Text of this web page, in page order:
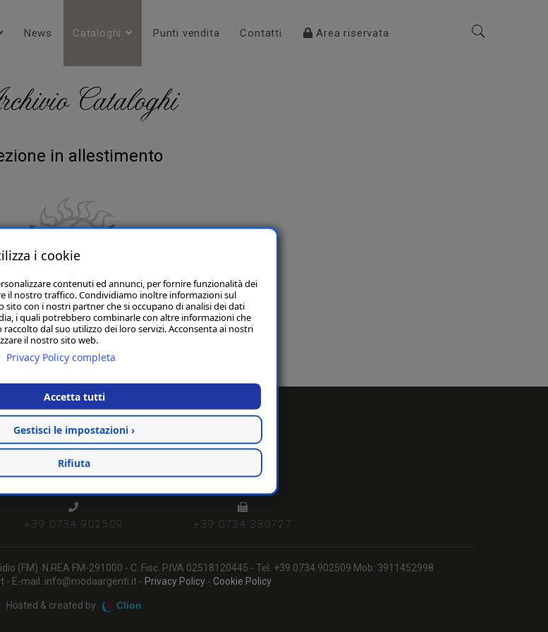
News Cataloghi Punti vendita Contatti Area riservata
Cataloghi
in allestimento
contattaci suinfo@modaargenti.it
+39 0734 902509 +39 0734 330727
(FM). N.REA FM-291000 - C. Fisc. P.IVA 02518120445 - Tel. +39 0734.902509 Mob. 3911452998
- E-mail. info@modaargenti.it - Privacy Policy- Cookie Policy
Hosted & created by Clion
i cookie
contenuti ed annunci, per fornire funzionalità dei
il nostro traffico. Condividiamo inoltre informazioni sul
sito con i nostri partner che si occupano di analisi dei dati
i quali potrebbero combinarle con altre informazioni che
dal suo utilizzo dei loro servizi. Acconsenta ai nostri
il nostro sito web.
Privacy Policy completa
Accetta tutti
Gestisci le impostazioni ›
Rifiuta